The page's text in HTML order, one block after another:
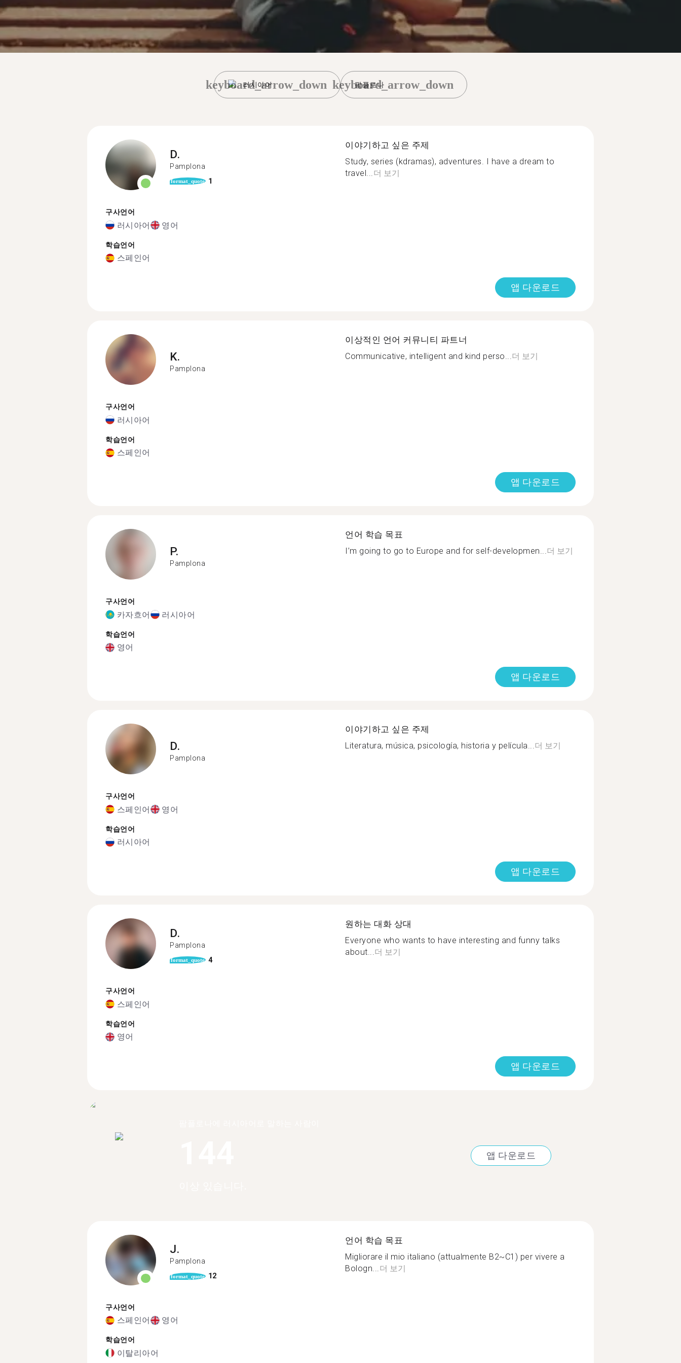
러시아어
keyboard_arrow_down 팜플로나
keyboard_arrow_down
D.
Pamplona
format_quote 1
구사언어
러시아어 영어
학습언어
스페인어
이야기하고 싶은 주제
Study, series (kdramas), adventures. I have a dream to
travel...더 보기
앱 다운로드
K.
Pamplona
구사언어
러시아어
학습언어
스페인어
이상적인 언어 커뮤니티 파트너
Communicative, intelligent and kind perso...더 보기
앱 다운로드
P.
Pamplona
구사언어
카자흐어 러시아어
학습언어
영어
언어 학습 목표
I’m going to go to Europe and for self-developmen...더 보기
앱 다운로드
D.
Pamplona
구사언어
스페인어 영어
학습언어
러시아어
이야기하고 싶은 주제
Literatura, música, psicología, historia y película...더 보기
앱 다운로드
D.
Pamplona
format_quote 4
구사언어
스페인어
학습언어
영어
원하는 대화 상대
Everyone who wants to have interesting and funny talks
about...더 보기
앱 다운로드
앱 다운로드
J.
Pamplona
format_quote 12
구사언어
스페인어 영어
학습언어
이탈리아어
언어 학습 목표
Migliorare il mio italiano (attualmente B2~C1) per vivere a
Bologn... 더 보기